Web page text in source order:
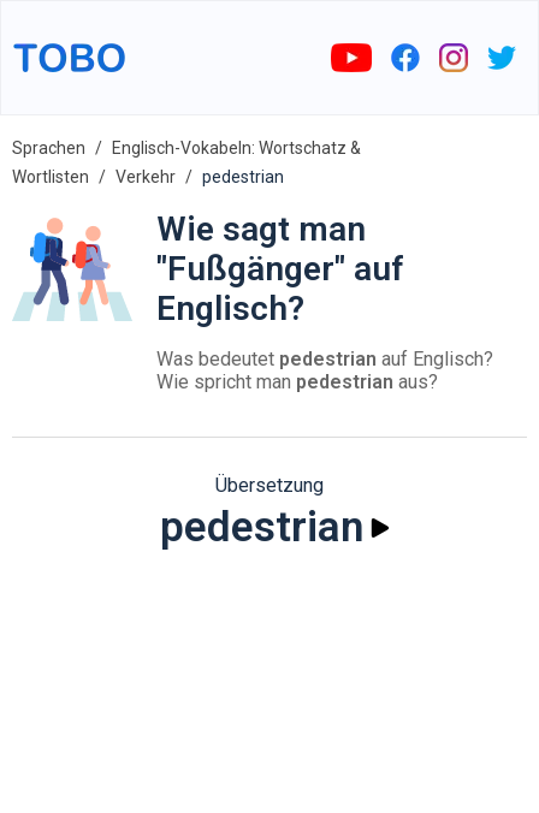
Sprachen
Englisch-Vokabeln: Wortschatz &
Wortlisten
Verkehr pedestrian
Wie sagt man
"Fußgänger" auf
Englisch?
Was bedeutet pedestrian auf Englisch?
Wie spricht man pedestrian aus?
Übersetzung
pedestrian